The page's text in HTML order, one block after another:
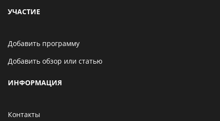
УЧАСТИЕ
Добавить программу
Добавить обзор или статью
ИНФОРМАЦИЯ
Контакты